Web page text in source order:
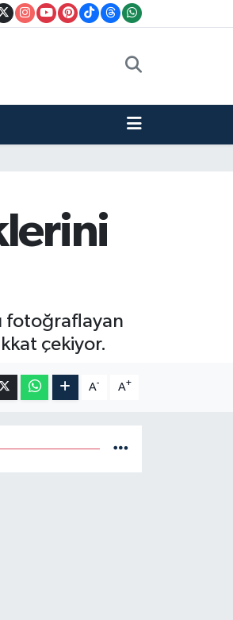
fotoğraflayan
çekiyor.
A- A+